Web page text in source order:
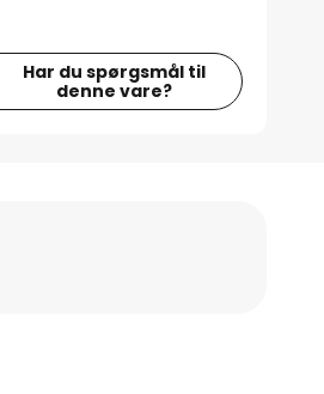
Har du spørgsmål til
denne vare?